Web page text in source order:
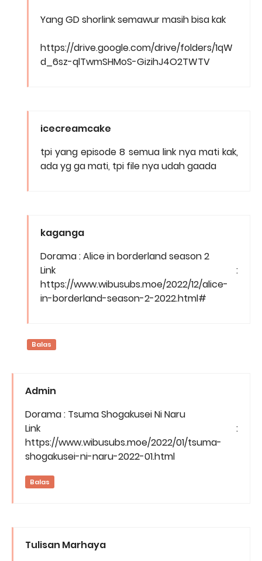
Yang GD shorlink semawur masih bisa kak
https://drive.google.com/drive/folders/1qW
d_6sz-qlTwmSHMoS-GizihJ4O2TWTV
icecreamcake
tpi yang episode 8 semua link nya mati kak,
ada yg ga mati, tpi file nya udah gaada
kaganga
Dorama : Alice in borderland season 2
Link :
https://www.wibusubs.moe/2022/12/alice-
in-borderland-season-2-2022.html#
Balas
Admin
Dorama : Tsuma Shogakusei Ni Naru
Link :
https://www.wibusubs.moe/2022/01/tsuma-
shogakusei-ni-naru-2022-01.html
Balas
Tulisan Marhaya